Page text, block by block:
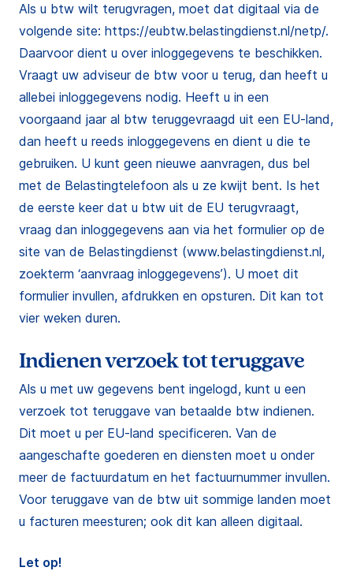
Als u btw wilt terugvragen, moet dat digitaal via de
volgende site: https://eubtw.belastingdienst.nl/netp/.
Daarvoor dient u over inloggegevens te beschikken.
Vraagt uw adviseur de btw voor u terug, dan heeft u
allebei inloggegevens nodig. Heeft u in een
voorgaand jaar al btw teruggevraagd uit een EU-land,
dan heeft u reeds inloggegevens en dient u die te
gebruiken. U kunt geen nieuwe aanvragen, dus bel
met de Belastingtelefoon als u ze kwijt bent. Is het
de eerste keer dat u btw uit de EU terugvraagt,
vraag dan inloggegevens aan via het formulier op de
site van de Belastingdienst (www.belastingdienst.nl,
zoekterm ‘aanvraag inloggegevens’). U moet dit
formulier invullen, afdrukken en opsturen. Dit kan tot
vier weken duren.
Indienen verzoek tot teruggave
Als u met uw gegevens bent ingelogd, kunt u een
verzoek tot teruggave van betaalde btw indienen.
Dit moet u per EU-land specificeren. Van de
aangeschafte goederen en diensten moet u onder
meer de factuurdatum en het factuurnummer invullen.
Voor teruggave van de btw uit sommige landen moet
u facturen meesturen; ook dit kan alleen digitaal.
Let op!